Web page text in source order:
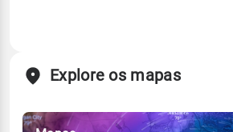
Explore os mapas